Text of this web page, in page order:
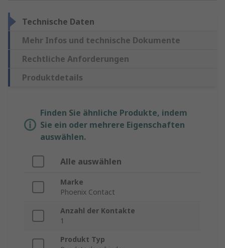
Technische Daten
Mehr Infos und technische Dokumente
Rechtliche Anforderungen
Produktdetails
Finden Sie ähnliche Produkte, indem
Sie ein oder mehrere Eigenschaften
auswählen.
Alle auswählen
Marke
Phoenix Contact
Anzahl der Kontakte
1
Produkt Typ